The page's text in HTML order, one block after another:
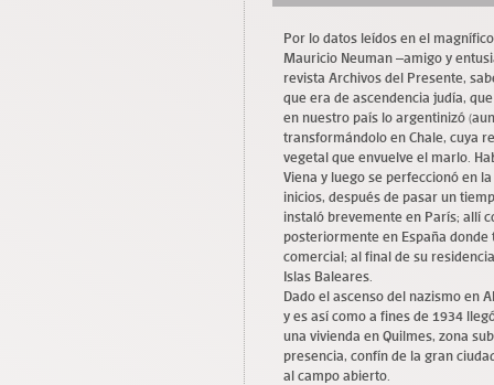
Por lo datos leídos en el
Mauricio Neuman –amigo y
revista Archivos del Presente,
que era de ascendencia judía,
en nuestro país lo argentinizó
transformándolo en Chale, cuya
vegetal que envuelve el marlo.
Viena y luego se perfeccionó en
inicios, después de pasar un
instaló brevemente en París; allí
posteriormente en España
comercial; al final de su
Islas Baleares.
Dado el ascenso del nazismo en
y es así como a fines de 1934
una vivienda en Quilmes, zona
presencia, confín de la gran
al campo abierto.